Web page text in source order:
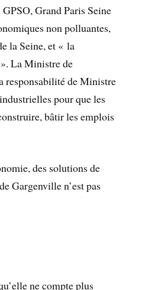
Grand Paris Seine
non polluantes,
la Seine, et « la
La Ministre de
responsabilité de Ministre
pour que les
bâtir les emplois
des solutions de
Gargenville n’est pas
ne compte plus